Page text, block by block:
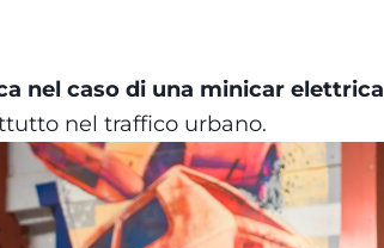
nel caso di una minicar elettrica
nel traffico urbano.